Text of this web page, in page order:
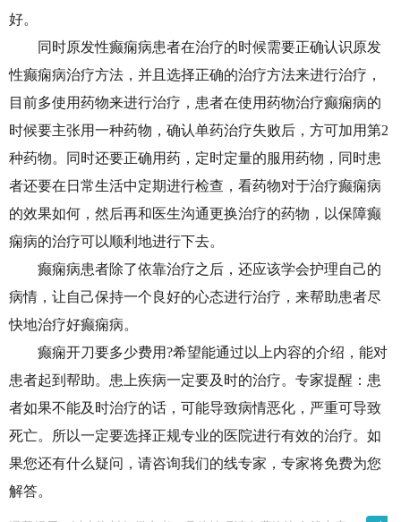
好。
同时原发性癫痫病患者在治疗的时候需要正确认识原发
性癫痫病治疗方法，并且选择正确的治疗方法来进行治疗，
目前多使用药物来进行治疗，患者在使用药物治疗癫痫病的
时候要主张用一种药物，确认单药治疗失败后，方可加用第2
种药物。同时还要正确用药，定时定量的服用药物，同时患
者还要在日常生活中定期进行检查，看药物对于治疗癫痫病
的效果如何，然后再和医生沟通更换治疗的药物，以保障癫
痫病的治疗可以顺利地进行下去。
癫痫病患者除了依靠治疗之后，还应该学会护理自己的
病情，让自己保持一个良好的心态进行治疗，来帮助患者尽
快地治疗好癫痫病。
癫痫开刀要多少费用?希望能通过以上内容的介绍，能对
患者起到帮助。患上疾病一定要及时的治疗。专家提醒：患
者如果不能及时治疗的话，可能导致病情恶化，严重可导致
死亡。所以一定要选择正规专业的医院进行有效的治疗。如
果您还有什么疑问，请咨询我们的线专家，专家将免费为您
解答。